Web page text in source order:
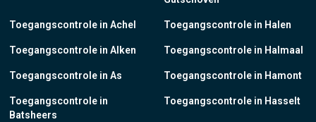
Toegangscontrole in Achel
Toegangscontrole in Alken
Toegangscontrole in As
Toegangscontrole in
Batsheers
Toegangscontrole in Halen
Toegangscontrole in Halmaal
Toegangscontrole in Hamont
Toegangscontrole in Hasselt